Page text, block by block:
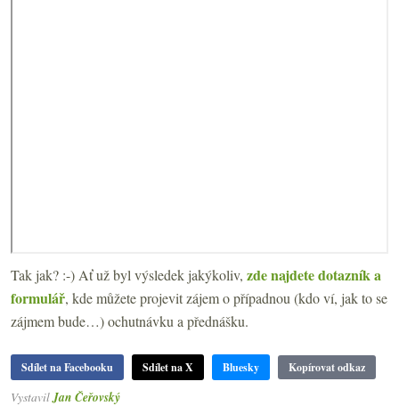
Tak jak? :-) Ať už byl výsledek jakýkoliv, zde najdete dotazník a
formulář, kde můžete projevit zájem o případnou (kdo ví, jak to se
zájmem bude…) ochutnávku a přednášku.
Sdílet na Facebooku Sdílet na X Bluesky Kopírovat odkaz
Vystavil Jan Čeřovský